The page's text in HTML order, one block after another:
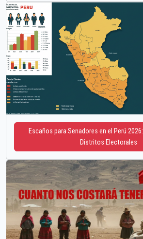
Escaños para Senadores en el Perú
Distritos Electorales